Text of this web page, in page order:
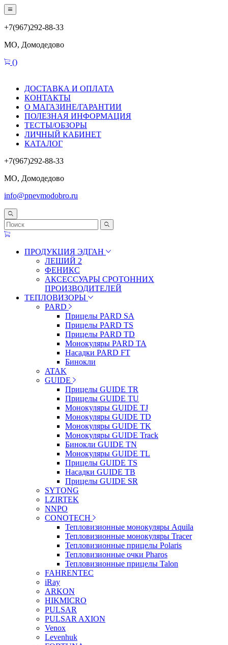
+7(967)292-88-33
МО, Домодедово
()
ДОСТАВКА И ОПЛАТА
КОНТАКТЫ
О МАГАЗИНЕ/ГАРАНТИИ
ПОЛЕЗНАЯ ИНФОРМАЦИЯ
ТЕСТЫ/ОБЗОРЫ
ЛИЧНЫЙ КАБИНЕТ
КАТАЛОГ
+7(967)292-88-33
МО, Домодедово
info@pnevmodobro.ru
ПРОДУКЦИЯ ЭДГАН
ЛЕШИЙ 2
ФЕНИКС
АКСЕССУАРЫ СРОТОННИХ
ПРОИЗВОДИТЕЛЕЙ
ТЕПЛОВИЗОРЫ
PARD
Прицелы PARD SA
Прицелы PARD TS
Прицелы PARD TD
Монокуляры PARD TA
Насадки PARD FT
Бинокли
ATAK
GUIDE
Прицелы GUIDE TR
Прицелы GUIDE TU
Монокуляры GUIDE TJ
Монокуляры GUIDE TD
Монокуляры GUIDE TK
Монокуляры GUIDE Track
Бинокли GUIDE TN
Монокуляры GUIDE TL
Прицелы GUIDE TS
Насадки GUIDE TB
Прицелы GUIDE SR
SYTONG
LZIRTEK
NNPO
CONOTECH
Тепловизионные монокуляры Aquila
Тепловизионные монокуляры Tracer
Тепловизионные прицелы Polaris
Тепловизионные очки Pharos
Тепловизионные прицелы Talon
FAHRENTEC
iRay
ARKON
HIKMICRO
PULSAR
PULSAR AXION
Venox
Levenhuk